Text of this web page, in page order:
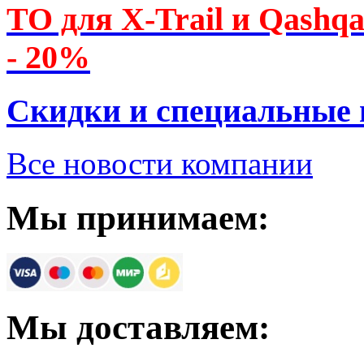
ТО для X-Trail и
- 20%
Скидки и специальные
Все новости компании
Мы принимаем:
Мы доставляем: